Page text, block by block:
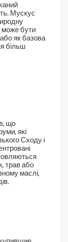
Мускус
може бути
як базова
більш
що
які
Сходу і
трав або
маслі,